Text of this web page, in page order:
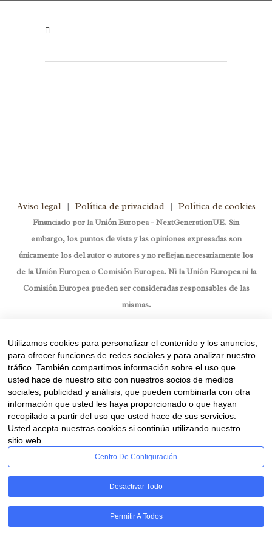
Aviso legal | Política de privacidad| Política de cookies
Financiado por la Unión Europea – NextGenerationUE. Sin
embargo, los puntos de vista y las opiniones expresadas son
únicamente los del autor o autores y no reflejan necesariamente los
de la Unión Europea o Comisión Europea. Ni la Unión Europea ni la
Comisión Europea pueden ser consideradas responsables de las
mismas.
Utilizamos cookies para personalizar el contenido y los anuncios,
para ofrecer funciones de redes sociales y para analizar nuestro
tráfico. También compartimos información sobre el uso que
usted hace de nuestro sitio con nuestros socios de medios
sociales, publicidad y análisis, que pueden combinarla con otra
información que usted les haya proporcionado o que hayan
recopilado a partir del uso que usted hace de sus servicios.
Usted acepta nuestras cookies si continúa utilizando nuestro
sitio web.
Centro De Configuración
Desactivar Todo
Permitir A Todos